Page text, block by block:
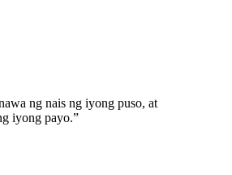
ng nais ng iyong puso, at
iyong payo.”